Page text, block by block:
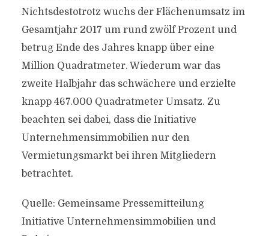
Nichtsdestotrotz wuchs der Flächenumsatz im
Gesamtjahr 2017 um rund zwölf Prozent und
betrug Ende des Jahres knapp über eine
Million Quadratmeter. Wiederum war das
zweite Halbjahr das schwächere und erzielte
knapp 467.000 Quadratmeter Umsatz. Zu
beachten sei dabei, dass die Initiative
Unternehmensimmobilien nur den
Vermietungsmarkt bei ihren Mitgliedern
betrachtet.
Quelle: Gemeinsame Pressemitteilung
Initiative Unternehmensimmobilien und